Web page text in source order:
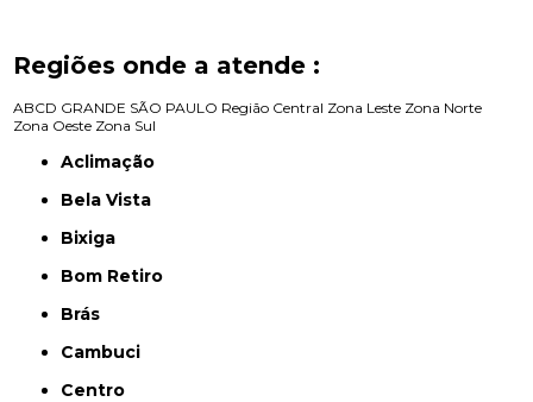
Regiões onde a atende :
ABCD GRANDE SÃO PAULO Região Central Zona Leste Zona Norte
Zona Oeste Zona Sul
Aclimação
Bela Vista
Bixiga
Bom Retiro
Brás
Cambuci
Centro